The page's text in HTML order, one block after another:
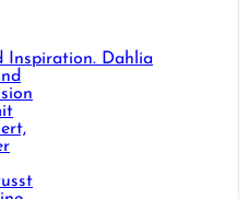
Inspiration. Dahlia